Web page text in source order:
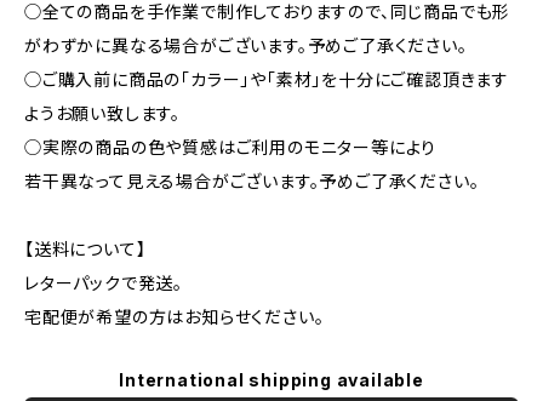
◯全ての商品を手作業で制作しておりますので、同じ商品でも形
がわずかに異なる場合がございます。予めご了承ください。
◯ご購入前に商品の「カラー」や「素材」を十分にご確認頂きます
ようお願い致します。
◯実際の商品の色や質感はご利用のモニター等により
若干異なって見える場合がございます。予めご了承ください。
【送料について】
レターパックで発送。
宅配便が希望の方はお知らせください。
International shipping available